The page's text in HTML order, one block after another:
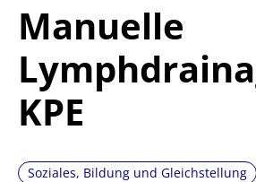
Förderangebote
Magazin
Manuelle
KPE
Soziales, Bildung und Gleichstellung